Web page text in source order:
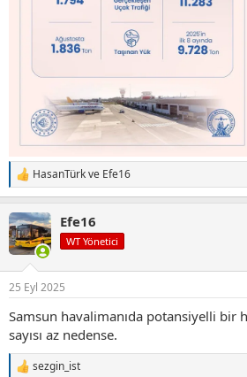
T
e
k
i
l
:
HasanTürkve Efe16
Efe16
WT Yönetici
25 Eyl 2025
Samsun havalimanıda potansiyelli bir
sayısı az nedense.
T sezgin_ist